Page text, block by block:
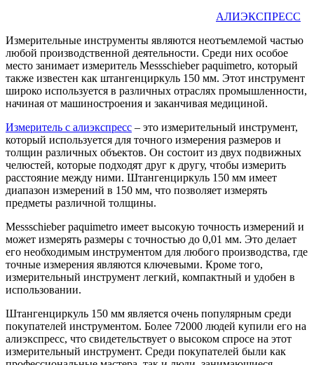
АЛИЭКСПРЕСС
Измерительные инструменты являются неотъемлемой частью
любой производственной деятельности. Среди них особое
место занимает измеритель Messschieber paquimetro, который
также известен как штангенциркуль 150 мм. Этот инструмент
широко используется в различных отраслях промышленности,
начиная от машиностроения и заканчивая медициной.
Измеритель с алиэкспресс – это измерительный инструмент,
который используется для точного измерения размеров и
толщин различных объектов. Он состоит из двух подвижных
челюстей, которые подходят друг к другу, чтобы измерить
расстояние между ними. Штангенциркуль 150 мм имеет
диапазон измерений в 150 мм, что позволяет измерять
предметы различной толщины.
Messschieber paquimetro имеет высокую точность измерений и
может измерять размеры с точностью до 0,01 мм. Это делает
его необходимым инструментом для любого производства, где
точные измерения являются ключевыми. Кроме того,
измерительный инструмент легкий, компактный и удобен в
использовании.
Штангенциркуль 150 мм является очень популярным среди
покупателей инструментом. Более 72000 людей купили его на
алиэкспресс, что свидетельствует о высоком спросе на этот
измерительный инструмент. Среди покупателей были как